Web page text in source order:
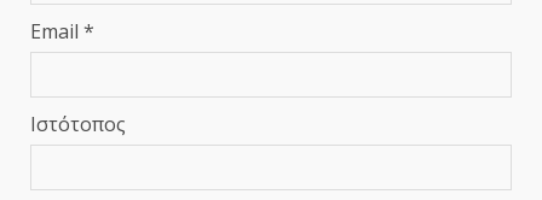
Email *
Ιστότοπος